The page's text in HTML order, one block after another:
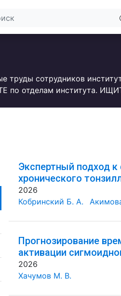
труды сотрудников
по отделам института.
Экспертный подход
хронического
2026
Кобринский Б. А.
Прогнозирование
активации
2026
Хачумов М. В.